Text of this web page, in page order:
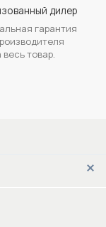
дилер
гарантия
весь товар.